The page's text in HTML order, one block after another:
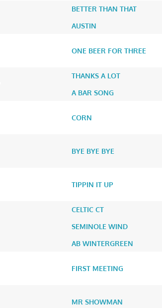
NOM DE LA CHORÉGRAPHIE
BETTER THAN THAT
AUSTIN
ONE BEER FOR THREE
THANKS A LOT
A BAR SONG
CORN
BYE BYE BYE
TIPPIN IT UP
CELTIC CT
SEMINOLE WIND
AB WINTERGREEN
FIRST MEETING
MR SHOWMAN